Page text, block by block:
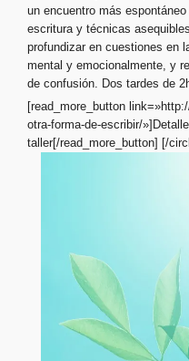
un encuentro más
escritura y técnicas
profundizar en cuestiones en
mental y emocionalmente, y
de confusión. Dos tardes de
[read_more_button
otra-forma-de-escribir/
taller[/read_more_button] [/